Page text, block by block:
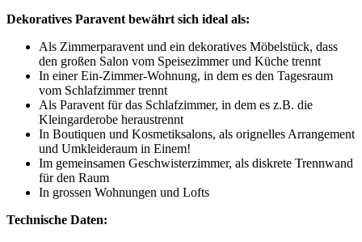
Dekoratives Paravent bewährt sich ideal als:
Als Zimmerparavent und ein dekoratives Möbelstück, dass
den großen Salon vom Speisezimmer und Küche trennt
In einer Ein-Zimmer-Wohnung, in dem es den Tagesraum
vom Schlafzimmer trennt
Als Paravent für das Schlafzimmer, in dem es z.B. die
Kleingarderobe heraustrennt
In Boutiquen und Kosmetiksalons, als orignelles Arrangement
und Umkleideraum in Einem!
Im gemeinsamen Geschwisterzimmer, als diskrete Trennwand
für den Raum
In grossen Wohnungen und Lofts
Technische Daten: